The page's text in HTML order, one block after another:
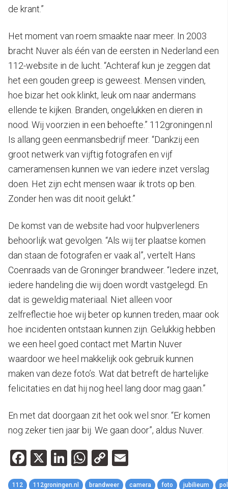
de krant.”
Het moment van roem smaakte naar meer. In 2003
bracht Nuver als één van de eersten in Nederland een
112-website in de lucht. “Achteraf kun je zeggen dat
het een gouden greep is geweest. Mensen vinden,
hoe bizar het ook klinkt, leuk om naar andermans
ellende te kijken. Branden, ongelukken en dieren in
nood. Wij voorzien in een behoefte.” 112groningen.nl
Is allang geen eenmansbedrijf meer. “Dankzij een
groot netwerk van vijftig fotografen en vijf
cameramensen kunnen we van iedere inzet verslag
doen. Het zijn echt mensen waar ik trots op ben.
Zonder hen was dit nooit gelukt.”
De komst van de website had voor hulpverleners
behoorlijk wat gevolgen. “Als wij ter plaatse komen
dan staan de fotografen er vaak al”, vertelt Hans
Coenraads van de Groninger brandweer. “Iedere inzet,
iedere handeling die wij doen wordt vastgelegd. En
dat is geweldig materiaal. Niet alleen voor
zelfreflectie hoe wij beter op kunnen treden, maar ook
hoe incidenten ontstaan kunnen zijn. Gelukkig hebben
we een heel goed contact met Martin Nuver
waardoor we heel makkelijk ook gebruik kunnen
maken van deze foto’s. Wat dat betreft de hartelijke
felicitaties en dat hij nog heel lang door mag gaan.”
En met dat doorgaan zit het ook wel snor. “Er komen
nog zeker tien jaar bij. We gaan door”, aldus Nuver.
Facebook
X LinkedIn
WhatsApp
Copy
Link
112 112groningen.nl brandweer camera foto jubilieum